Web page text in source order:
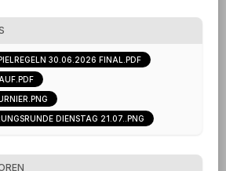
30.06.2026 FINAL.PDF
DIENSTAG 21.07..PNG